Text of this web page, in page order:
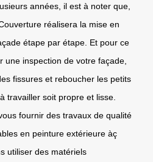
années, il est à noter que,
réalisera la mise en
étape par étape. Et pour ce
une inspection de votre façade,
fissures et reboucher les petits
travailler soit propre et lisse.
fournir des travaux de qualité
en peinture extérieure àç
utiliser des matériels